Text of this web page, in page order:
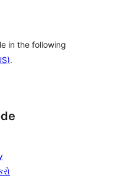
in the following
.